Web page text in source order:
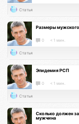
Статья
Размеры
0 < 1 мин.
Статья
Эпидемия РСП
0 < 1 мин.
Статья
Сколько должен
мужчина